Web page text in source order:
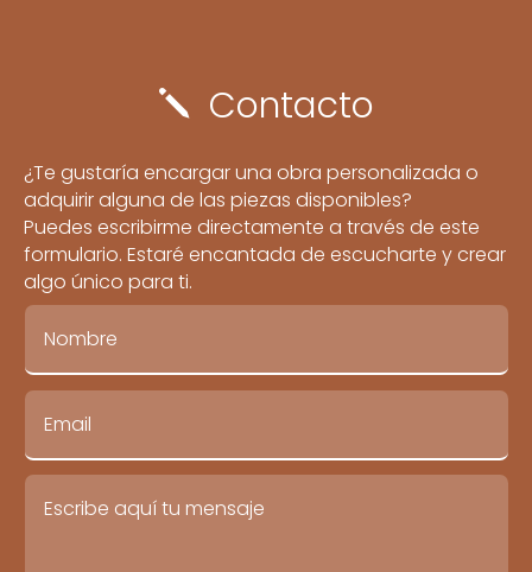
j Contacto
¿Te gustaría encargar una obra personalizada o
adquirir alguna de las piezas disponibles?
Puedes escribirme directamente a través de este
formulario. Estaré encantada de escucharte y crear
algo único para ti.